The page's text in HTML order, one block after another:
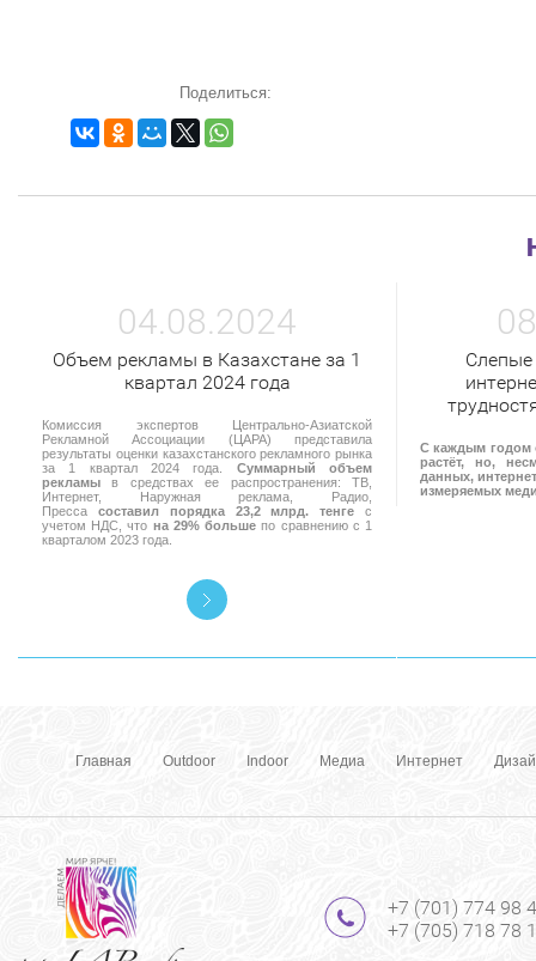
Поделиться:
04.08.2024
Объем рекламы в Казахстане за 1
квартал 2024 года
Комиссия экспертов Центрально-Азиатской
Рекламной Ассоциации (ЦАРА) представила
результаты оценки казахстанского рекламного рынка
за 1 квартал 2024 года. Суммарный объем
рекламы в средствах ее распространения: ТВ,
Интернет, Наружная реклама, Радио,
Пресса составил порядка 23,2 млрд. тенге с
учетом НДС, что на 29% больше по сравнению с 1
кварталом 2023 года.
С каждым годом
растёт, но,
данных,
измеряемых
Главная Outdoor Indoor Медиа Интернет
+7 (701) 774 98
+7 (705) 718 78